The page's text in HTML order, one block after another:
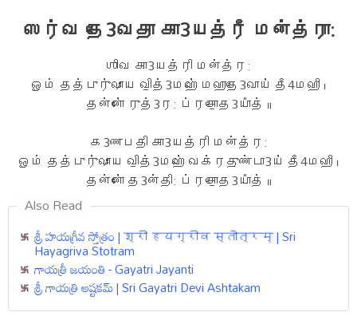
ஸர்வ தே3வதா கா3யத்ரீ மன்த்ரா:
ஶிவ கா3யத்ரி மன்த்ர:
ஓம் தத்புரு॑ஷாய வி॒த்3மஹே॑ மஹாதே॒3வாய॑ தீ4மஹி ।
தன்னோ॑ ருத்3ர: ப்ரசோ॒த3யா᳚த் ॥
க3ணபதி கா3யத்ரி மன்த்ர:
ஓம் தத்புரு॑ஷாய வி॒த்3மஹே॑ வக்ரது॒ண்டா3ய॑ தீ4மஹி ।
தன்னோ॑ த3ன்தி: ப்ரசோ॒த3யா᳚த் ॥
Also Read
శ్రీ హయగ్రీవ స్తోత్రం | श्री हयग्रीव स्तोत्रम् | Sri
Hayagriva Stotram
గాయత్రీ జయంతి - Gayatri Jayanti
శ్రీ గాయత్రి అష్టకమ్ | Sri Gayatri Devi Ashtakam